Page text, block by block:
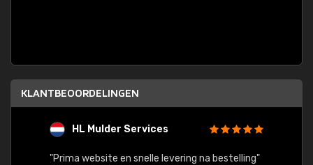
KLANTBEOORDELINGEN
HL Mulder Services
"Prima website en snelle levering na bestelling"